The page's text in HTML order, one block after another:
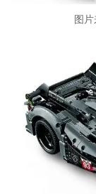
图